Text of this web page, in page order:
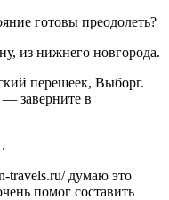
готовы преодолеть?
из нижнего новгорода.
перешеек, Выборг.
— заверните в
travels.ru/ думаю это
помог составить